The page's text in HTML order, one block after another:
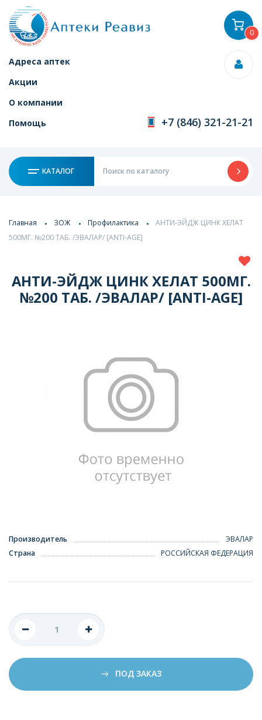
Адреса аптек
Акции
О компании
Помощь
+7 (846) 321-21-21
КАТАЛОГ
0
Главная ЗОЖ Профилактика
АНТИ-ЭЙДЖ ЦИНК ХЕЛАТ
500МГ. №200 ТАБ. /ЭВАЛАР/ [ANTI-AGE]
АНТИ-ЭЙДЖ ЦИНК ХЕЛАТ 500МГ.
№200 ТАБ. /ЭВАЛАР/ [ANTI-AGE]
Производитель
ЭВАЛАР
Страна
РОССИЙСКАЯ ФЕДЕРАЦИЯ
ПОД ЗАКАЗ